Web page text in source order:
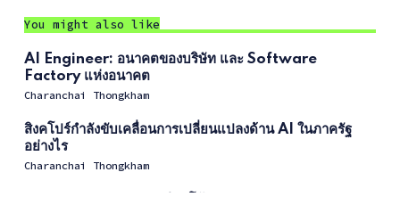
You might also like
AI Engineer: อนาคตของบริษัท และ Software
Factory แห่งอนาคต
Charanchai Thongkham
สิงคโปร์กำลังขับเคลื่อนการเปลี่ยนแปลงด้าน AI ในภาครัฐ
อย่างไร
Charanchai Thongkham